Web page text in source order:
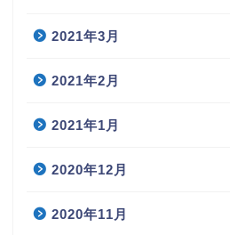
2021年3月
2021年2月
2021年1月
2020年12月
2020年11月